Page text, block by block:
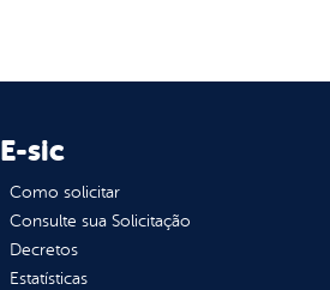
E-sic
Como solicitar
Consulte sua Solicitação
Decretos
Estatísticas